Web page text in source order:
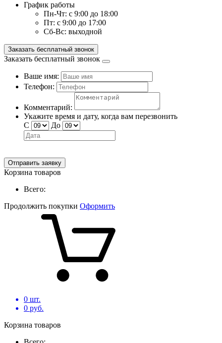
График работы
Пн-Чт: с 9:00 до 18:00
Пт: с 9:00 до 17:00
Сб-Вс: выходной
Заказать бесплатный звонок
Заказать бесплатный звонок
Ваше имя:
Телефон:
Комментарий:
Укажите время и дату, когда вам перезвонить
С
До
Отправить заявку
Корзина товаров
Всего:
Продолжить покупки Оформить
0 шт.
0 руб.
Корзина товаров